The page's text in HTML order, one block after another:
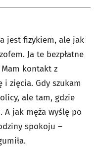
jest fizykiem, ale jak
Ja te bezpłatne
kontakt z
zięcia. Gdy szukam
ale tam, gdzie
A jak męża wyślę po
spokoju –